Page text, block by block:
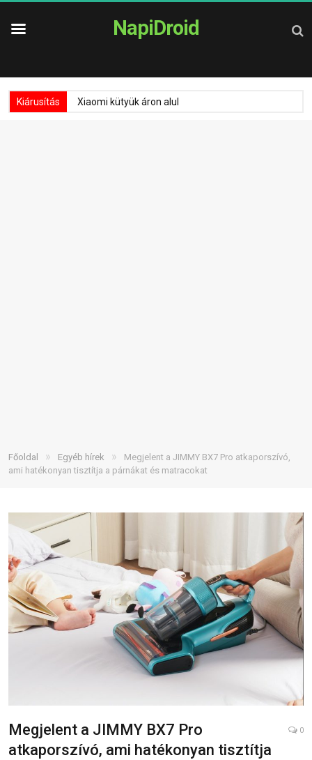
NapiDroid
Kiárusítás Xiaomi kütyük áron alul
Főoldal » Egyéb hírek »
Megjelent a JIMMY BX7 Pro atkaporszívó,
ami hatékonyan tisztítja a párnákat és matracokat
Megjelent a JIMMY BX7 Pro
atkaporszívó, ami hatékonyan tisztítja
0